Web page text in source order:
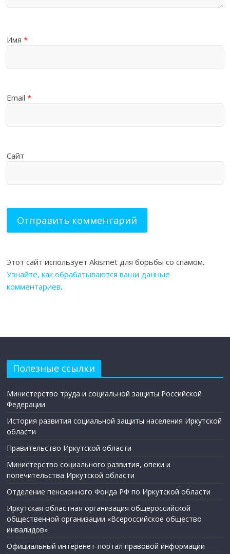
Имя*
Email*
Сайт
Этот сайт использует Akismet для борьбы со спамом.
Узнайте, как обрабатываются ваши данные
комментариев.
Полезные ссылки
Министерство труда и социальной защиты Российской
Федерации
История развития социальной защиты населения Иркутской
области
Правительство Иркутской области
Министерство социального развития, опеки и
попечительства Иркутской области
Отделение пенсионного Фонда РФ по Иркутской области
Иркутская областная организация общероссийской
общественной организации «Всероссийское общество
инвалидов»
Официальный интеренет-портал правовой информации